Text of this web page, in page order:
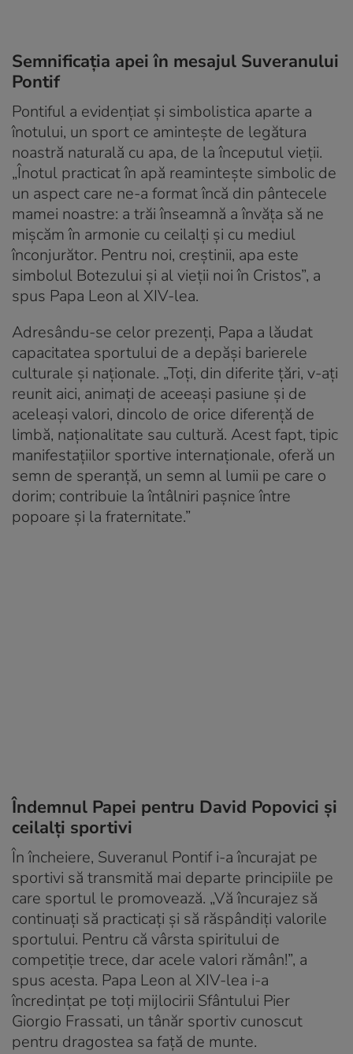
Semnificația apei în mesajul Suveranului
Pontif
Pontiful a evidențiat și simbolistica aparte a
înotului, un sport ce amintește de legătura
noastră naturală cu apa, de la începutul vieții.
„Înotul practicat în apă reamintește simbolic de
un aspect care ne-a format încă din pântecele
mamei noastre: a trăi înseamnă a învăța să ne
mișcăm în armonie cu ceilalți și cu mediul
înconjurător. Pentru noi, creștinii, apa este
simbolul Botezului și al vieții noi în Cristos”, a
spus Papa Leon al XIV-lea.
Adresându-se celor prezenți, Papa a lăudat
capacitatea sportului de a depăși barierele
culturale și naționale. „Toți, din diferite țări, v-ați
reunit aici, animați de aceeași pasiune și de
aceleași valori, dincolo de orice diferență de
limbă, naționalitate sau cultură. Acest fapt, tipic
manifestațiilor sportive internaționale, oferă un
semn de speranță, un semn al lumii pe care o
dorim; contribuie la întâlniri pașnice între
popoare și la fraternitate.”
Îndemnul Papei pentru David Popovici și
ceilalți sportivi
În încheiere, Suveranul Pontif i-a încurajat pe
sportivi să transmită mai departe principiile pe
care sportul le promovează. „Vă încurajez să
continuați să practicați și să răspândiți valorile
sportului. Pentru că vârsta spiritului de
competiție trece, dar acele valori rămân!”, a
spus acesta. Papa Leon al XIV-lea i-a
încredințat pe toți mijlocirii Sfântului Pier
Giorgio Frassati, un tânăr sportiv cunoscut
pentru dragostea sa față de munte.